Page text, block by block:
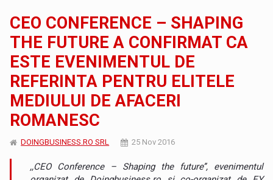
CEO CONFERENCE – SHAPING
THE FUTURE A CONFIRMAT CA
ESTE EVENIMENTUL DE
REFERINTA PENTRU ELITELE
MEDIULUI DE AFACERI
ROMANESC
DOINGBUSINESS.RO SRL 25 Nov 2016
,,CEO Conference – Shaping the future’’, evenimentul